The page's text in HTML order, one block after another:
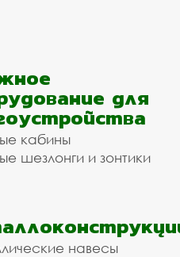
для
кабины
шезлонги и зонтики
навесы